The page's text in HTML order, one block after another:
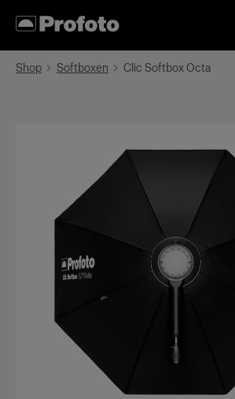
Shop Softboxen Clic Softbox Octa